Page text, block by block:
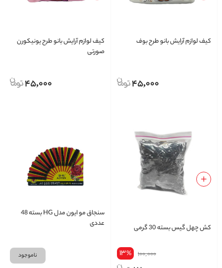
کیف لوازم آرایش بانو طرح بوف
45,000
کیف لوازم آرایش بانو طرح یونیکورن
صورتی
45,000
کش چهل گیس بسته 30 گرمی
100,000
13%
سنجاق مو ایون مدل HG بسته 48
عددی
ناموجود